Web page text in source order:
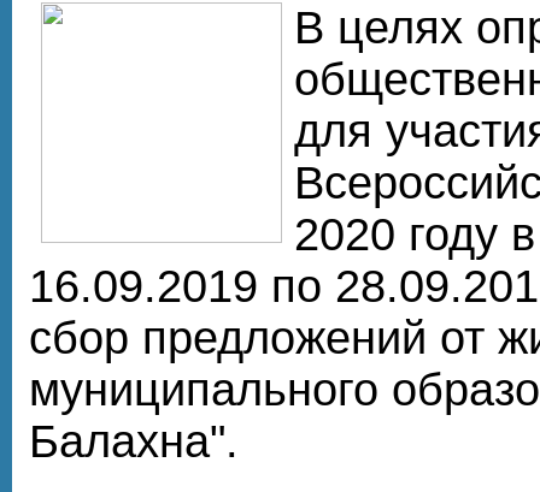
В целях
для
2020 году
16.09.2019 по
сбор предложений от
муниципального
Балахна".